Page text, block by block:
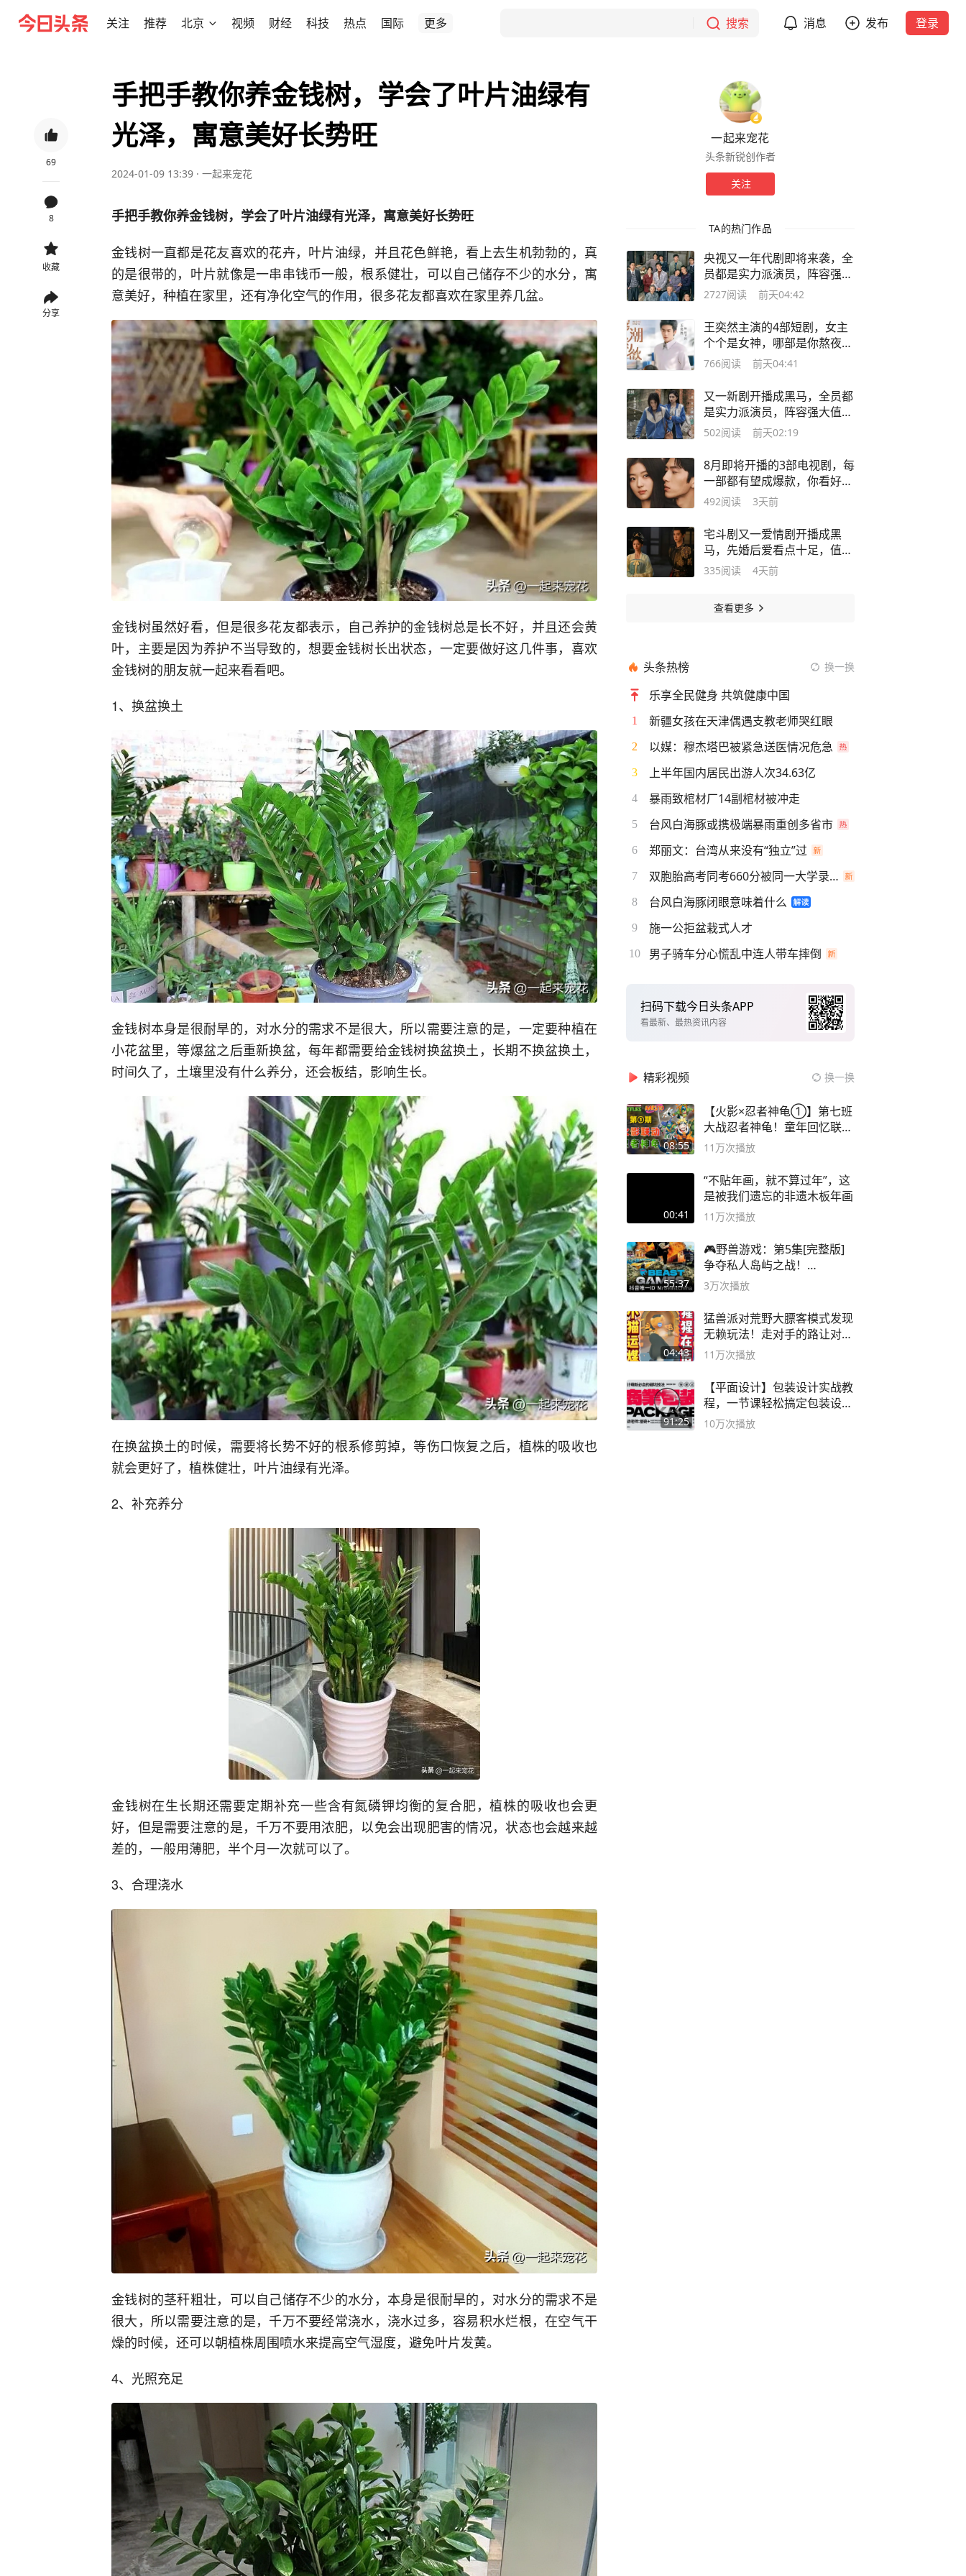
关注 推荐 北京 视频 财经 科技 热点 国际 更多 搜索 消息 发布 登录
69
8
收藏
分享
手把手教你养金钱树，学会了叶片油绿有
光泽，寓意美好长势旺
2024-01-09 13:39 · 一起来宠花
手把手教你养金钱树，学会了叶片油绿有光泽，寓意美好长势旺
金钱树一直都是花友喜欢的花卉，叶片油绿，并且花色鲜艳，看上去生机勃勃的，真
的是很带的，叶片就像是一串串钱币一般，根系健壮，可以自己储存不少的水分，寓
意美好，种植在家里，还有净化空气的作用，很多花友都喜欢在家里养几盆。
金钱树虽然好看，但是很多花友都表示，自己养护的金钱树总是长不好，并且还会黄
叶，主要是因为养护不当导致的，想要金钱树长出状态，一定要做好这几件事，喜欢
金钱树的朋友就一起来看看吧。
1、换盆换土
金钱树本身是很耐旱的，对水分的需求不是很大，所以需要注意的是，一定要种植在
小花盆里，等爆盆之后重新换盆，每年都需要给金钱树换盆换土，长期不换盆换土，
时间久了，土壤里没有什么养分，还会板结，影响生长。
在换盆换土的时候，需要将长势不好的根系修剪掉，等伤口恢复之后，植株的吸收也
就会更好了，植株健壮，叶片油绿有光泽。
2、补充养分
金钱树在生长期还需要定期补充一些含有氮磷钾均衡的复合肥，植株的吸收也会更
好，但是需要注意的是，千万不要用浓肥，以免会出现肥害的情况，状态也会越来越
差的，一般用薄肥，半个月一次就可以了。
3、合理浇水
金钱树的茎秆粗壮，可以自己储存不少的水分，本身是很耐旱的，对水分的需求不是
很大，所以需要注意的是，千万不要经常浇水，浇水过多，容易积水烂根，在空气干
燥的时候，还可以朝植株周围喷水来提高空气湿度，避免叶片发黄。
4、光照充足
一起来宠花
头条新锐创作者
关注
TA的热门作品
央视又一年代剧即将来袭，全
员都是实力派演员，阵容强大
爆款预定
2727阅读 前天04:42
王奕然主演的4部短剧，女主
个个是女神，哪部是你熬夜追
的？
766阅读 前天04:41
又一新剧开播成黑马，全员都
是实力派演员，阵容强大值得
熬夜追
502阅读 前天02:19
8月即将开播的3部电视剧，每
一部都有望成爆款，你看好哪
部？
492阅读 3天前
宅斗剧又一爱情剧开播成黑
马，先婚后爱看点十足，值得
熬夜追
335阅读 4天前
查看更多
头条热榜 换一换
乐享全民健身 共筑健康中国
1 新疆女孩在天津偶遇支教老师哭红眼
2 以媒：穆杰塔巴被紧急送医情况危急
3 上半年国内居民出游人次34.63亿
4 暴雨致棺材厂14副棺材被冲走
5 台风白海豚或携极端暴雨重创多省市
6 郑丽文：台湾从来没有“独立”过
7 双胞胎高考同考660分被同一大学录取
8 台风白海豚闭眼意味着什么
9 施一公拒盆栽式人才
10 男子骑车分心慌乱中连人带车摔倒
扫码下载今日头条APP
看最新、最热资讯内容
精彩视频 换一换
08:55
【火影×忍者神龟①】第七班
大战忍者神龟！童年回忆联动
论武？
11万次播放
00:41
“不贴年画，就不算过年”，这
是被我们遗忘的非遗木板年画
11万次播放
55:37
🎮野兽游戏：第5集[完整版]
争夺私人岛屿之战！
#MrBeastChina
3万次播放
04:43
猛兽派对荒野大膘客模式发现
无赖玩法！走对手的路让对手
无路可走
11万次播放
91:25
【平面设计】包装设计实战教
程，一节课轻松搞定包装设计
流程！
10万次播放